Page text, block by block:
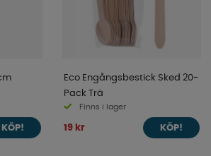
KÖP!
Eco Engångsbestick Sked 20-
Pack Trä
Finns i lager
19 kr KÖP!